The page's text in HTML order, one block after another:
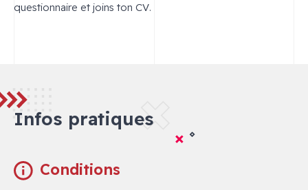
questionnaire et joins ton CV.
Infos pratiques
Conditions